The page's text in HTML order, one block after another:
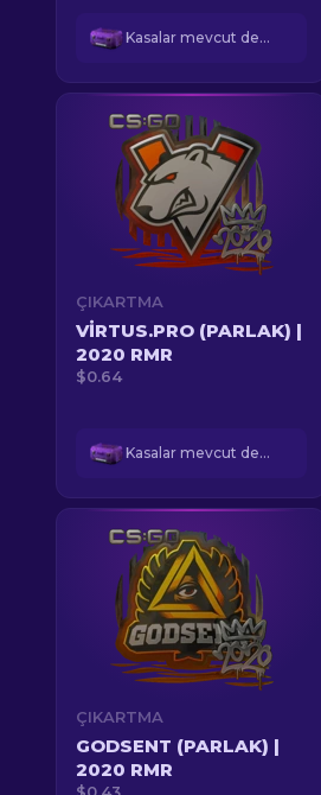
Kasalar mevcut değil
ÇIKARTMA
VIRTUS.PRO (PARLAK) |
2020 RMR
$0.64
Kasalar mevcut değil
ÇIKARTMA
GODSENT (PARLAK) |
2020 RMR